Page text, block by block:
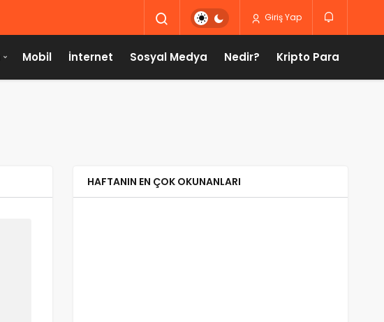
Giriş Yap
Mobil İnternet Sosyal Medya Nedir? Kripto Para
HAFTANIN EN ÇOK OKUNANLARI